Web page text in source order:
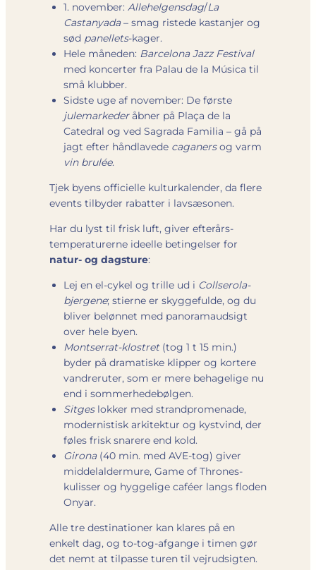
1. november: Allehelgensdag/La
Castanyada– smag ristede kastanjer og
sød panellets-kager.
Hele måneden: Barcelona Jazz Festival
med koncerter fra Palau de la Música til
små klubber.
Sidste uge af november: De første
julemarkederåbner på Plaça de la
Catedral og ved Sagrada Familia – gå på
jagt efter håndlavede caganersog varm
vin brulée.
Tjek byens officielle kulturkalender, da flere
events tilbyder rabatter i lav­sæsonen.
Har du lyst til frisk luft, giver efterårs­
temperaturerne ideelle betingelser for
natur- og dagsture:
Lej en el-cykel og trille ud i Collserola-
bjergene; stierne er skyggefulde, og du
bliver belønnet med panoramaudsigt
over hele byen.
Montserrat-klostret(tog 1 t 15 min.)
byder på dramatiske klipper og kortere
vandreruter, som er mere behagelige nu
end i sommerhedebølgen.
Sitgeslokker med strandpromenade,
modernistisk arkitektur og kyst­vind, der
føles frisk snarere end kold.
Girona(40 min. med AVE-tog) giver
middelalder­mure, Game of Thrones-
kulisser og hyggelige caféer langs floden
Onyar.
Alle tre destinationer kan klares på en
enkelt dag, og to-tog-afgange i timen gør
det nemt at tilpasse turen til vejrudsigten.